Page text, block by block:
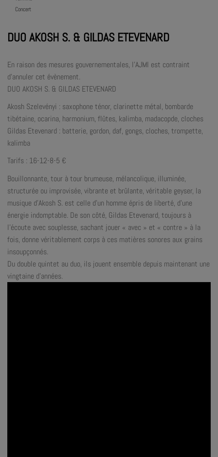
Concert
DUO AKOSH S. & GILDAS ETEVENARD
En raison des mesures gouvernementales, l’AJMI est contraint
d’annuler cet évènement.
DUO AKOSH S. & GILDAS ETEVENARD
Akosh Szelevényi : saxophone ténor, clarinette métal, bombarde
tibétaine, ocarina, harmonium, flûtes, kalimba, madacopde, cloches
Gildas Etevenard : batterie, gordon, daf, gongs, cloches, trompette,
kalimba
Tarifs : 16-12-8-5 €
Bouillonnante, tour à tour brumeuse, mélancolique, illuminée,
structurée ou improvisée, vibrante et brûlante, véritable geyser, la
musique d’Akosh S. est celle d’un homme épris de liberté, d’une
énergie indomptable. De son côté, Gildas Etevenard, toujours à
l’écoute avec souplesse, sachant jouer « avec » et « contre » à la
fois, donne véritablement corps à ces matières sonores aux grains
insoupçonnés.
Du double quintet au duo, ils jouent ensemble depuis maintenant une
vingtaine d’années.